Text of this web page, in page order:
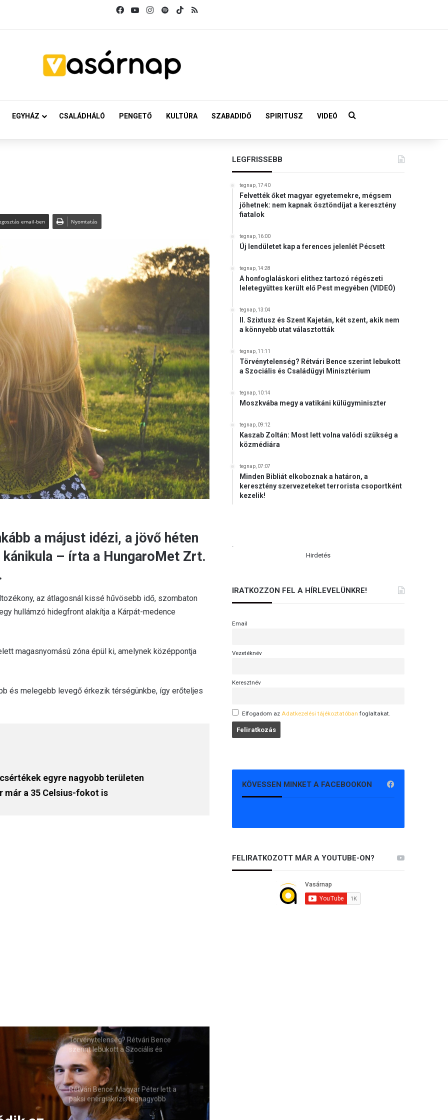
FacebookYouTubeInstagram
SpotifyTikTok
EGYHÁZ CSALÁDHÁLÓ PENGETŐ KULTÚRA SZABADIDŐ SPIRITUSZ VIDEÓ Keresés:
email-ben Nyomtatás
a májust idézi, a jövő héten
– írta a HungaroMet Zrt.
az átlagosnál kissé hűvösebb idő, szombaton
hullámzó hidegfront alakítja a Kárpát-medence
magasnyomású zóna épül ki, amelynek középpontja
és melegebb levegő érkezik térségünkbe, így erőteljes
egyre nagyobb területen
már a 35 Celsius-fokot is
Törvénytelenség? Rétvári Bence
szerint lebukott a Szociális és
Családügyi Minisztérium
Rétvári Bence: Magyar Péter lett a
paksi energiakrízis legnagyobb
rémhírterjesztője (VIDEÓ)
LEGFRISSEBB
tegnap, 17:40
Felvették őket magyar egyetemekre, mégsem
jöhetnek: nem kapnak ösztöndíjat a keresztény
fiatalok
tegnap, 16:00
Új lendületet kap a ferences jelenlét Pécsett
tegnap, 14:28
A honfoglaláskori elithez tartozó régészeti
leletegyüttes került elő Pest megyében (VIDEÓ)
tegnap, 13:04
II. Szixtusz és Szent Kajetán, két szent, akik nem
a könnyebb utat választották
tegnap, 11:11
Törvénytelenség? Rétvári Bence szerint lebukott
a Szociális és Családügyi Minisztérium
tegnap, 10:14
Moszkvába megy a vatikáni külügyminiszter
tegnap, 09:12
Kaszab Zoltán: Most lett volna valódi szükség a
közmédiára
tegnap, 07:07
Minden Bibliát elkoboznak a határon, a
keresztény szervezeteket terrorista csoportként
kezelik!
.
Hirdetés
IRATKOZZON FEL A HÍRLEVELÜNKRE!
Email
Vezetéknév
Keresztnév
Elfogadom az Adatkezelési tájékoztatóban foglaltakat.
KÖVESSEN MINKET A FACEBOOKON
FELIRATKOZOTT MÁR A YOUTUBE-ON?